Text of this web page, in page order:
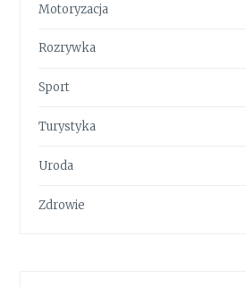
Motoryzacja
Rozrywka
Sport
Turystyka
Uroda
Zdrowie